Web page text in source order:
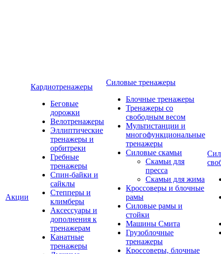
Акции
Кардиотренажеры
Беговые
дорожки
Велотренажеры
Эллиптические
тренажеры и
орбитреки
Гребные
тренажеры
Спин-байки и
сайклы
Степперы и
климберы
Аксессуары и
дополнения к
тренажерам
Канатные
тренажеры
Силовые тренажеры
Блочные тренажеры
Тренажеры со
свободным весом
Мультистанции и
многофункциональные
тренажеры
Силовые скамьи
Скамьи для
пресса
Скамьи для жима
Кроссоверы и блочные
рамы
Силовые рамы и
стойки
Машины Смита
Грузоблочные
тренажеры
Кроссоверы, блочные